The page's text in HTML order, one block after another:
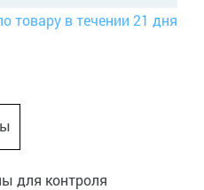
товару в течении 21 дня
для контроля